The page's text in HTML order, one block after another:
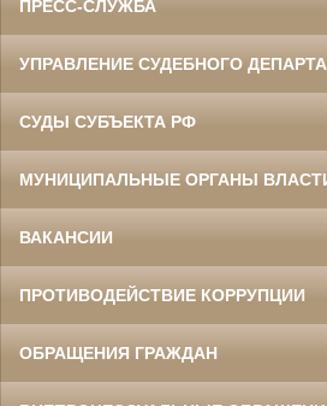
ПРЕСС-СЛУЖБА
УПРАВЛЕНИЕ СУДЕБНОГО
СУДЫ СУБЪЕКТА РФ
МУНИЦИПАЛЬНЫЕ ОРГАНЫ
ВАКАНСИИ
ПРОТИВОДЕЙСТВИЕ КОРРУПЦИИ
ОБРАЩЕНИЯ ГРАЖДАН